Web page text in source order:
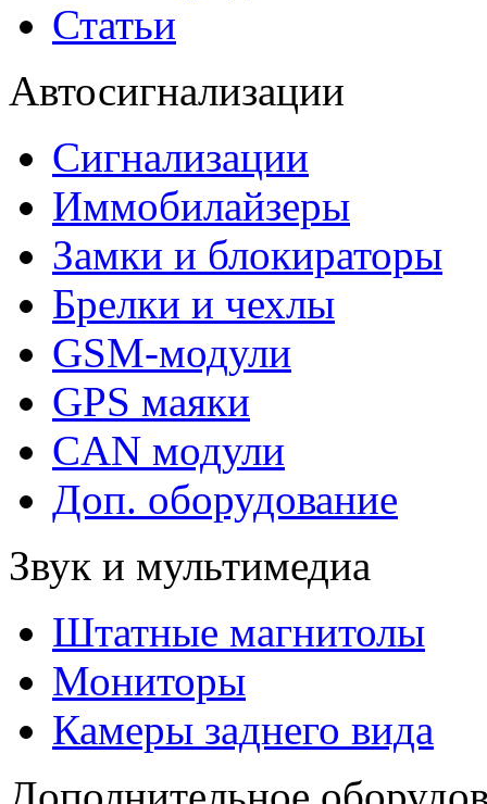
Статьи
Автосигнализации
Сигнализации
Иммобилайзеры
Замки и блокираторы
Брелки и чехлы
GSM-модули
GPS маяки
CAN модули
Доп. оборудование
Звук и мультимедиа
Штатные магнитолы
Мониторы
Камеры заднего вида